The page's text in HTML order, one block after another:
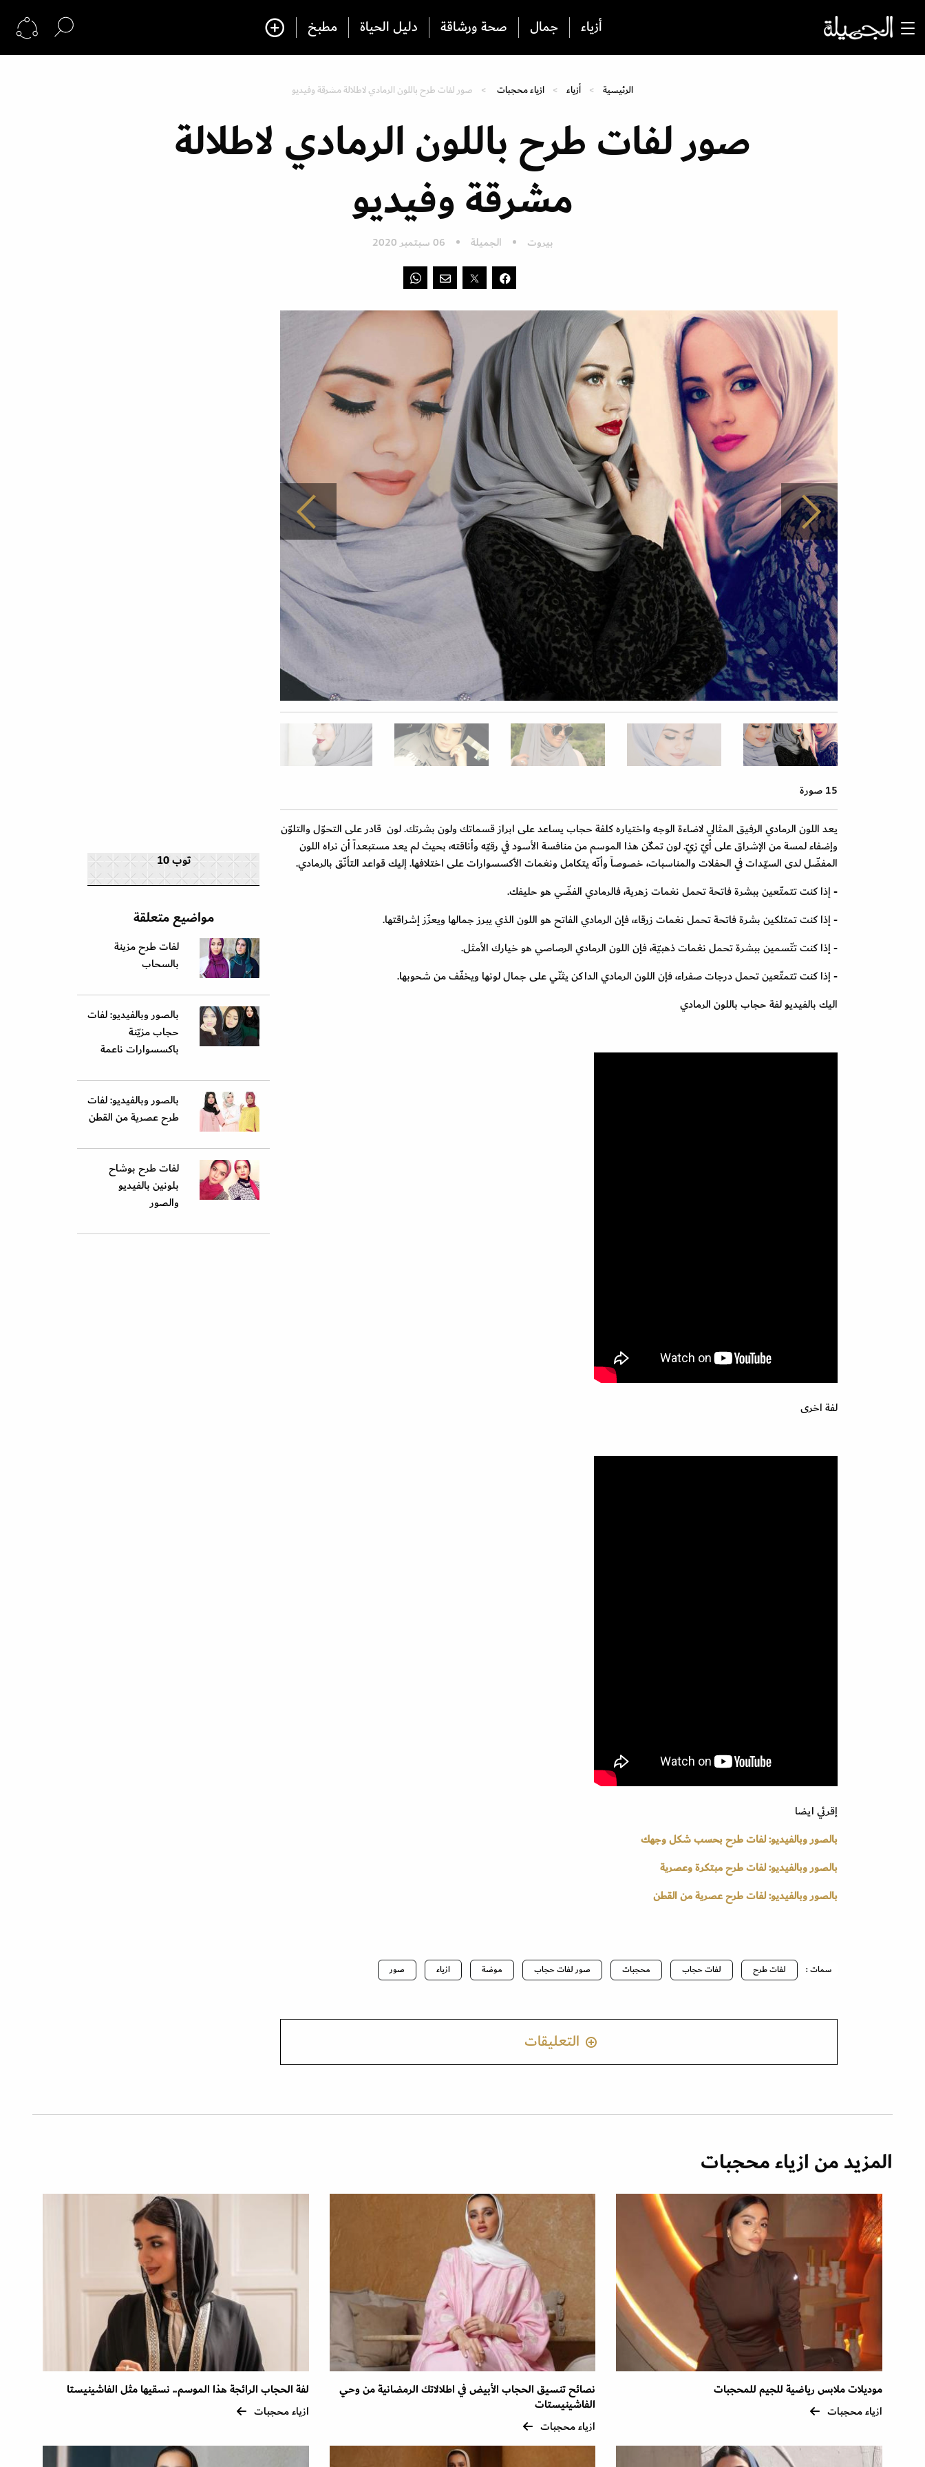
أزياء جمال صحة ورشاقة دليل الحياة مطبخ
الرئيسية أزياء ازياء محجبات صور لفات طرح باللون الرمادي لاطلالة مشرقة وفيديو
صور لفات طرح باللون الرمادي لاطلالة
مشرقة وفيديو
بيروت الجميلة 06 سبتمبر 2020
15 صورة
يعد اللون الرمادي الرفيق المثالي لاضاءة الوجه واختياره كلفة حجاب يساعد على ابراز قسماتك ولون بشرتك. لون قادر على التحوّل والتلوّن
وإضفاء لمسة من الإشراق على أيّ زيّ. لون تمكّن هذا الموسم من منافسة الأسود في رقيّه وأناقته، بحيث لم يعد مستبعداً أن نراه اللون
المفضّل لدى السيّدات في الحفلات والمناسبات، خصوصاً وأنّه يتكامل ونغمات الأكسسوارات على اختلافها. إليك قواعد التأنّق بالرمادي.
- إذا كنت تتمتّعين ببشرة فاتحة تحمل نغمات زهرية، فالرمادي الفضّي هو حليفك.
- إذا كنت تمتلكين بشرة فاتحة تحمل نغمات زرقاء، فإن الرمادي الفاتح هو اللون الذي يبرز جمالها ويعزّز إشراقتها.
- إذا كنت تتّسمين ببشرة تحمل نغمات ذهبيّة، فإن اللون الرمادي الرصاصي هو خيارك الأمثل.
- إذا كنت تتمتّعين تحمل درجات صفراء، فإن اللون الرمادي الداكن يثنّي على جمال لونها ويخفّف من شحوبها.
اليك بالفيديو لفة حجاب باللون الرمادي
لفة اخرى
إقرئي ايضا
بالصور وبالفيديو: لفات طرح بحسب شكل وجهك
بالصور وبالفيديو: لفات طرح مبتكرة وعصرية
بالصور وبالفيديو: لفات طرح عصرية من القطن
سمات : لفات طرح لفات حجاب محجبات صور لفات حجاب موضة ازياء صور
التعليقات
توب 10
مواضيع متعلقة
لفات طرح مزينة
بالسحاب
بالصور وبالفيديو: لفات
حجاب مزيّنة
باكسسوارات ناعمة
بالصور وبالفيديو: لفات
طرح عصرية من القطن
لفات طرح بوشاح
بلونين بالفيديو
والصور
المزيد من ازياء محجبات
موديلات ملابس رياضية للجيم للمحجبات
ازياء محجبات
نصائح تنسيق الحجاب الأبيض في اطلالاتك الرمضانية من وحي
الفاشينيستات
ازياء محجبات
لفة الحجاب الرائجة هذا الموسم.. نسقيها مثل الفاشينيستا
ازياء محجبات